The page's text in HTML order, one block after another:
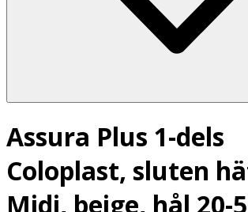
Assura Plus 1-dels
Coloplast, sluten
Midi, beige, hål 20-